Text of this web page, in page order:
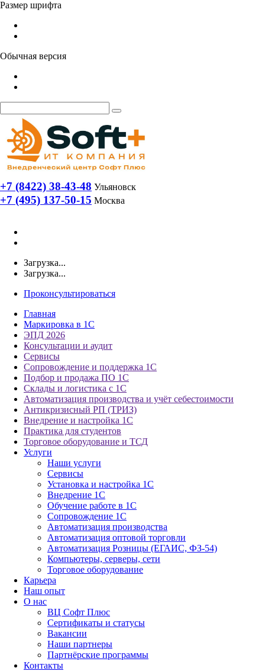
Размер шрифта
Обычная версия
+7 (8422) 38-43-48 Ульяновск
+7 (495) 137-50-15 Москва
Загрузка...
Загрузка...
Проконсультироваться
Главная
Маркировка в 1С
ЭПД 2026
Консультации и аудит
Сервисы
Сопровождение и поддержка 1С
Подбор и продажа ПО 1С
Склады и логистика с 1С
Автоматизация производства и учёт себестоимости
Антикризисный РП (ТРИЗ)
Внедрение и настройка 1С
Практика для студентов
Торговое оборудование и ТСД
Услуги
Наши услуги
Сервисы
Установка и настройка 1С
Внедрение 1С
Обучение работе в 1С
Сопровождение 1С
Автоматизация производства
Автоматизация оптовой торговли
Автоматизация Розницы (ЕГАИС, ФЗ-54)
Компьютеры, серверы, сети
Торговое оборудование
Карьера
Наш опыт
О нас
ВЦ Софт Плюс
Сертификаты и статусы
Вакансии
Наши партнеры
Партнёрские программы
Контакты